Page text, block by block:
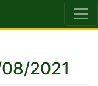
2021